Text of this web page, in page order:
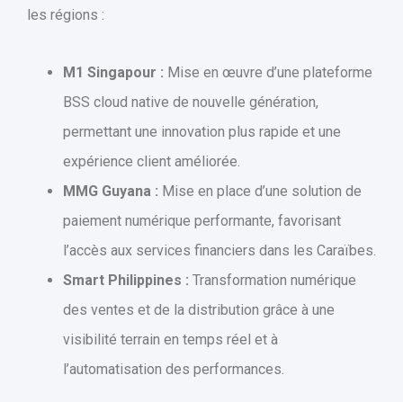
les régions :
M1 Singapour : Mise en œuvre d’une plateforme
BSS cloud native de nouvelle génération,
permettant une innovation plus rapide et une
expérience client améliorée.
MMG Guyana : Mise en place d’une solution de
paiement numérique performante, favorisant
l’accès aux services financiers dans les Caraïbes.
Smart Philippines : Transformation numérique
des ventes et de la distribution grâce à une
visibilité terrain en temps réel et à
l’automatisation des performances.